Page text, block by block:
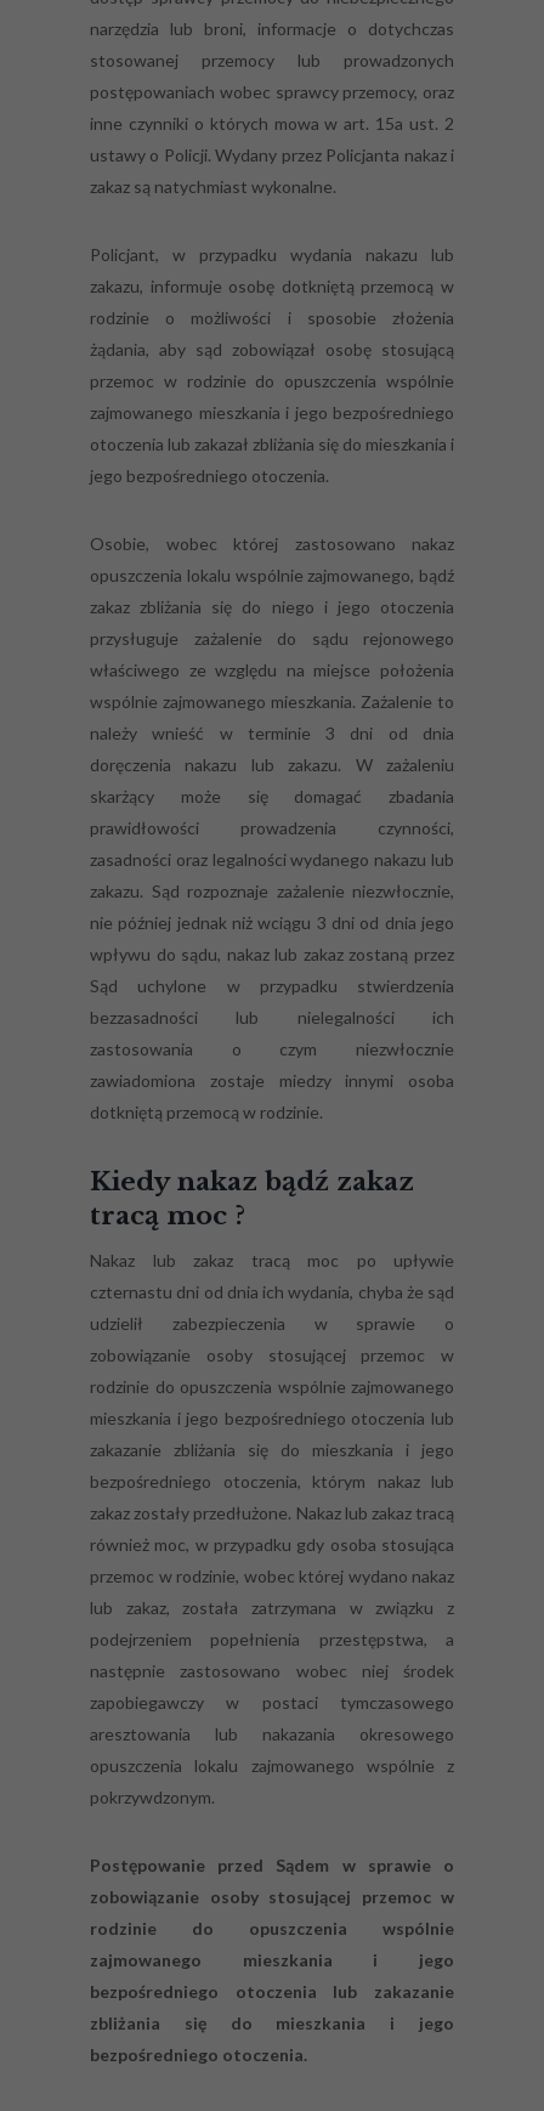
narzędzia lub broni, informacje o dotychczas
stosowanej przemocy lub prowadzonych
postępowaniach wobec sprawcy przemocy, oraz
inne czynniki o których mowa w art. 15a ust. 2
ustawy o Policji. Wydany przez Policjanta nakaz i
zakaz są natychmiast wykonalne.
Policjant, w przypadku wydania nakazu lub
zakazu, informuje osobę dotkniętą przemocą w
rodzinie o możliwości i sposobie złożenia
żądania, aby sąd zobowiązał osobę stosującą
przemoc w rodzinie do opuszczenia wspólnie
zajmowanego mieszkania i jego bezpośredniego
otoczenia lub zakazał zbliżania się do mieszkania i
jego bezpośredniego otoczenia.
Osobie, wobec której zastosowano nakaz
opuszczenia lokalu wspólnie zajmowanego, bądź
zakaz zbliżania się do niego i jego otoczenia
przysługuje zażalenie do sądu rejonowego
właściwego ze względu na miejsce położenia
wspólnie zajmowanego mieszkania. Zażalenie to
należy wnieść w terminie 3 dni od dnia
doręczenia nakazu lub zakazu. W zażaleniu
skarżący może się domagać zbadania
prawidłowości prowadzenia czynności,
zasadności oraz legalności wydanego nakazu lub
zakazu. Sąd rozpoznaje zażalenie niezwłocznie,
nie później jednak niż wciągu 3 dni od dnia jego
wpływu do sądu, nakaz lub zakaz zostaną przez
Sąd uchylone w przypadku stwierdzenia
bezzasadności lub nielegalności ich
zastosowania o czym niezwłocznie
zawiadomiona zostaje miedzy innymi osoba
dotkniętą przemocą w rodzinie.
Kiedy nakaz bądź zakaz
tracą moc ?
Nakaz lub zakaz tracą moc po upływie
czternastu dni od dnia ich wydania, chyba że sąd
udzielił zabezpieczenia w sprawie o
zobowiązanie osoby stosującej przemoc w
rodzinie do opuszczenia wspólnie zajmowanego
mieszkania i jego bezpośredniego otoczenia lub
zakazanie zbliżania się do mieszkania i jego
bezpośredniego otoczenia, którym nakaz lub
zakaz zostały przedłużone. Nakaz lub zakaz tracą
również moc, w przypadku gdy osoba stosująca
przemoc w rodzinie, wobec której wydano nakaz
lub zakaz, została zatrzymana w związku z
podejrzeniem popełnienia przestępstwa, a
następnie zastosowano wobec niej środek
zapobiegawczy w postaci tymczasowego
aresztowania lub nakazania okresowego
opuszczenia lokalu zajmowanego wspólnie z
pokrzywdzonym.
Postępowanie przed Sądem w sprawie o
zobowiązanie osoby stosującej przemoc w
rodzinie do opuszczenia wspólnie
zajmowanego mieszkania i jego
bezpośredniego otoczenia lub zakazanie
zbliżania się do mieszkania i jego
bezpośredniego otoczenia.